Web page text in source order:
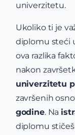
univerzitetu.
Ukoliko ti je
diplomu steći
ova razlika
nakon
univerzitetu
završenih
godine. Na
diplomu